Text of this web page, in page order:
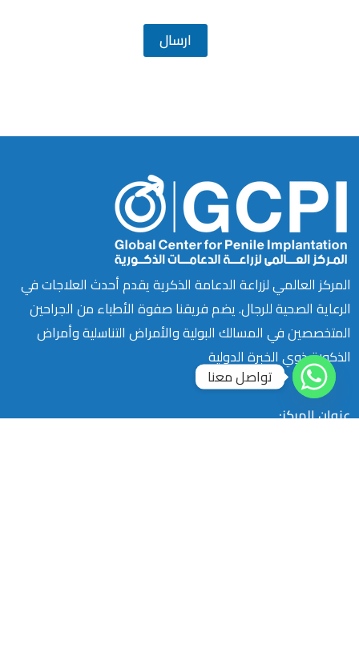
ارسال
المركز العالمي لزراعة الدعامة الذكرية يقدم أحدث العلاجات في
الرعاية الصحية للرجال. يضم فريقنا صفوة الأطباء من الجراحين
المتخصصين في المسالك البولية والأمراض التناسلية وأمراض
الذكورة ذوي الخبرة الدولية
عنوان المركز:
تواصل معنا